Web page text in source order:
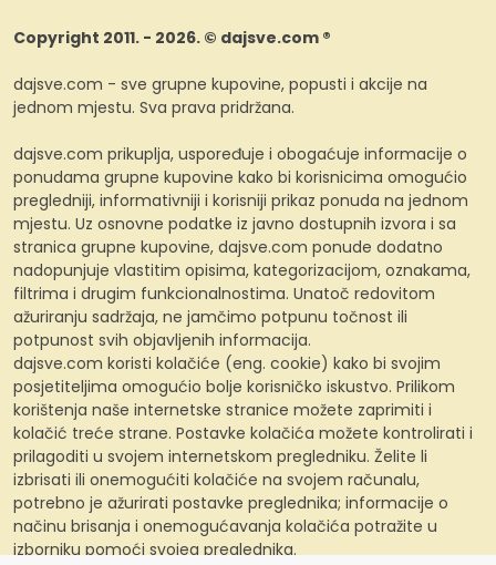
Copyright 2011. - 2026. © dajsve.com ®
dajsve.com - sve grupne kupovine, popusti i akcije na
jednom mjestu. Sva prava pridržana.
dajsve.com prikuplja, uspoređuje i obogaćuje informacije o
ponudama grupne kupovine kako bi korisnicima omogućio
pregledniji, informativniji i korisniji prikaz ponuda na jednom
mjestu. Uz osnovne podatke iz javno dostupnih izvora i sa
stranica grupne kupovine, dajsve.com ponude dodatno
nadopunjuje vlastitim opisima, kategorizacijom, oznakama,
filtrima i drugim funkcionalnostima. Unatoč redovitom
ažuriranju sadržaja, ne jamčimo potpunu točnost ili
potpunost svih objavljenih informacija.
dajsve.com koristi kolačiće (eng. cookie) kako bi svojim
posjetiteljima omogućio bolje korisničko iskustvo. Prilikom
korištenja naše internetske stranice možete zaprimiti i
kolačić treće strane. Postavke kolačića možete kontrolirati i
prilagoditi u svojem internetskom pregledniku. Želite li
izbrisati ili onemogućiti kolačiće na svojem računalu,
potrebno je ažurirati postavke preglednika; informacije o
načinu brisanja i onemogućavanja kolačića potražite u
izborniku pomoći svojeg preglednika.